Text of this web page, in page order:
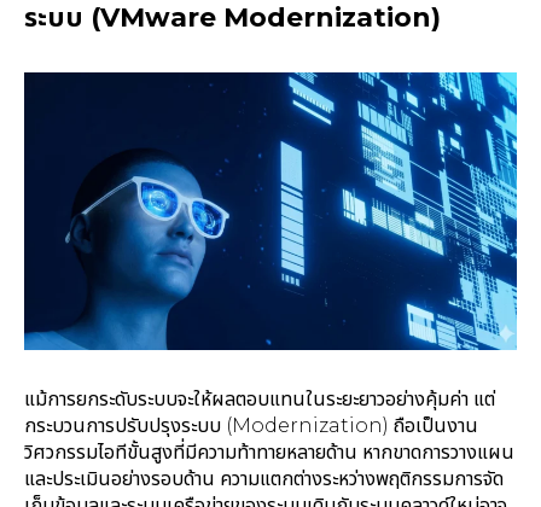
ระบบ (VMware Modernization)
แม้การยกระดับระบบจะให้ผลตอบแทนในระยะยาวอย่างคุ้มค่า แต่
กระบวนการปรับปรุงระบบ (Modernization) ถือเป็นงาน
วิศวกรรมไอทีขั้นสูงที่มีความท้าทายหลายด้าน หากขาดการวางแผน
และประเมินอย่างรอบด้าน ความแตกต่างระหว่างพฤติกรรมการจัด